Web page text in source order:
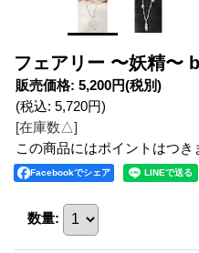
フェアリー 〜妖精〜
販売価格: 5,200円(税別)
(税込: 5,720円)
[在庫数△]
この商品にはポイントはつき
Facebookでシェア
数量: